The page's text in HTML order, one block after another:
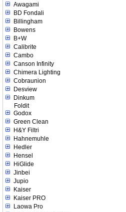
Awagami
BD Fondali
Billingham
Bowens
B+W
Calibrite
Cambo
Canson Infinity
Chimera Lighting
Cobraunion
Desview
Dinkum
Foldit
Godox
Green Clean
H&Y Filtri
Hahnemuhle
Hedler
Hensel
HiGlide
Jinbei
Jupio
Kaiser
Kaiser PRO
Laowa Pro